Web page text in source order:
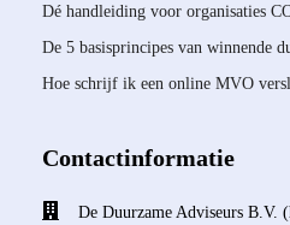
Dé handleiding voor organisaties
De 5 basisprincipes van winnende
Hoe schrijf ik een online MVO
Contactinformatie
De Duurzame Adviseurs B.V.